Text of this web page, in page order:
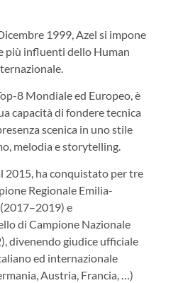
1999, Azel si impone
più influenti dello Human
8 Mondiale ed Europeo, è
capacità di fondere tecnica
scenica in uno stile
melodia e storytelling.
2015, ha conquistato per tre
Regionale Emilia-
e
di Campione Nazionale
divenendo giudice ufficiale
ed internazionale
Austria, Francia, …)